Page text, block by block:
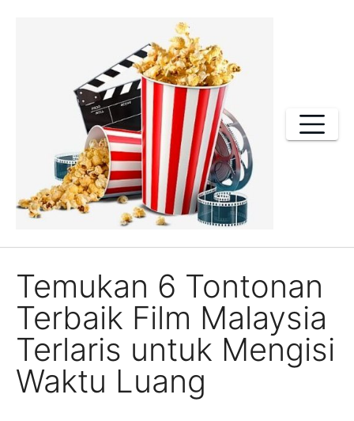
Temukan 6 Tontonan
Terbaik Film Malaysia
Terlaris untuk Mengisi
Waktu Luang